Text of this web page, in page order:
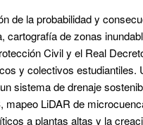
de la probabilidad y
de zonas
Civil y el Real
y colectivos estudiantiles.
sistema de drenaje
LiDAR de
a plantas altas y la